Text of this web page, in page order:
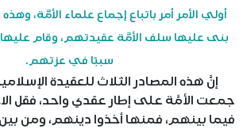
أولي الأمر أمر باتباع إجماع علماء الأمَّة،
بنى عليها سلف الأمَّة عقيدتهم، وقام
سببًا في عزتهم.
إنَّ هذه المصادر الثلاث للعقيدة
جمعت الأمَّة على إطار عقدي واحد، فقل
فيما بينهم، فمنها أخذوا دينهم، ومن